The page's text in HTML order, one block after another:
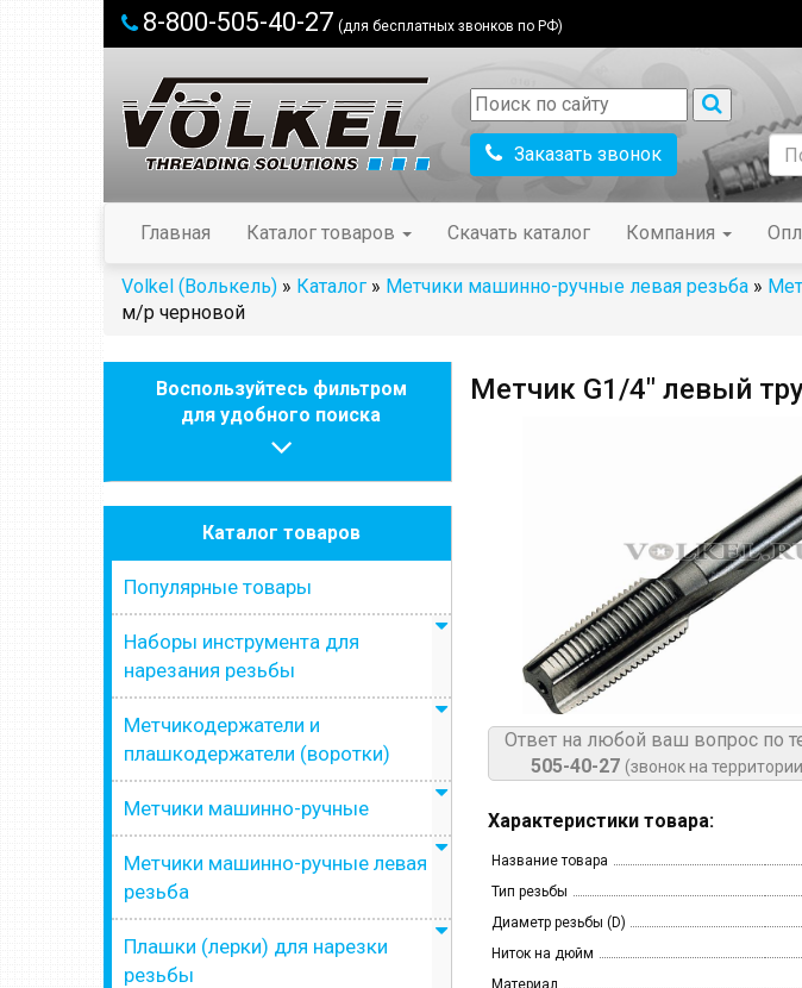
8-800-505-40-27 (для бесплатных звонков по РФ)
Заказать звонок
Главная Каталог товаров Скачать каталог Компания
Volkel (Волькель) » Каталог » Метчики машинно-ручные левая резьба »
м/р черновой
Воспользуйтесь фильтром
для удобного поиска
Каталог товаров
Популярные товары
Наборы инструмента для
нарезания резьбы
Метчикодержатели и
плашкодержатели (воротки)
Метчики машинно-ручные
Метчики машинно-ручные левая
резьба
Плашки (лерки) для нарезки
резьбы
Метчик G1/4" левый
Ответ на любой ваш вопрос по
505-40-27 (звонок на
Характеристики товара:
Название товара
Тип резьбы
Диаметр резьбы (D)
Ниток на дюйм
Материал